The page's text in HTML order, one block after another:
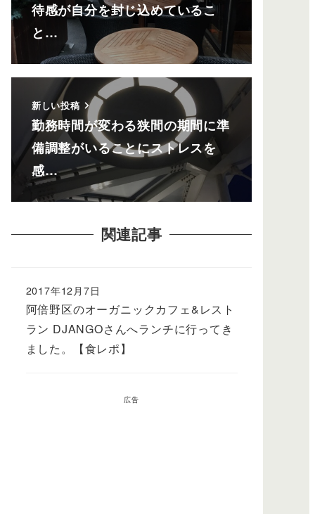
待感が自分を封じ込めているこ
と…
新しい投稿
勤務時間が変わる狭間の期間に準
備調整がいることにストレスを
感…
関連記事
阿倍野区のオーガニックカフェ&レスト
ラン DJANGOさんへランチに行ってき
ました。【食レポ】
2017年12月7日
広告